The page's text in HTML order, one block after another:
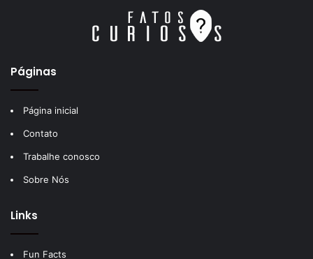
Páginas
Página inicial
Contato
Trabalhe conosco
Sobre Nós
Links
Fun Facts